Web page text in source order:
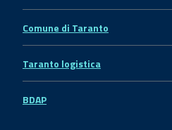
Comune di Taranto
Taranto logistica
BDAP